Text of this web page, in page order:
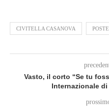
CIVITELLA CASANOVA
Vasto, il corto “Se tu
Internazionale